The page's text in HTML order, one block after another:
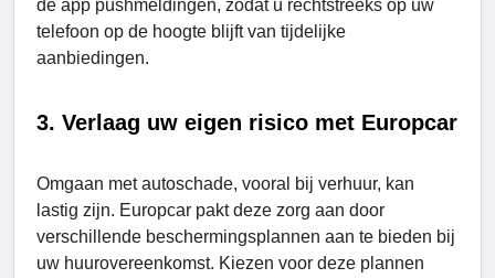
de app pushmeldingen, zodat u rechtstreeks op uw
telefoon op de hoogte blijft van tijdelijke
aanbiedingen.
3. Verlaag uw eigen risico met Europcar
Omgaan met autoschade, vooral bij verhuur, kan
lastig zijn. Europcar pakt deze zorg aan door
verschillende beschermingsplannen aan te bieden bij
uw huurovereenkomst. Kiezen voor deze plannen